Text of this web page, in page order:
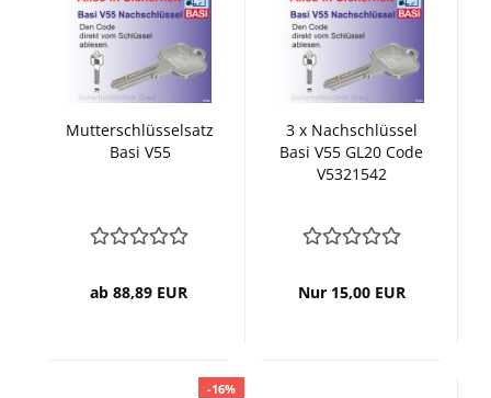
Mutterschlüsselsatz
Basi V55
ab 88,89 EUR
3 x Nachschlüssel
Basi V55 GL20 Code
V5321542
Nur 15,00 EUR
-16%